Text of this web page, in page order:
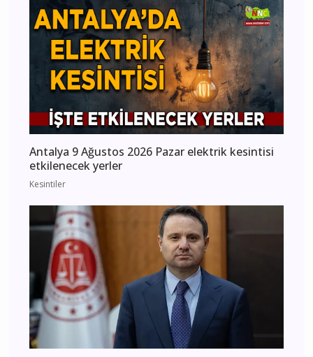
Antalya 9 Ağustos 2026 Pazar elektrik kesintisi
etkilenecek yerler
Kesintiler